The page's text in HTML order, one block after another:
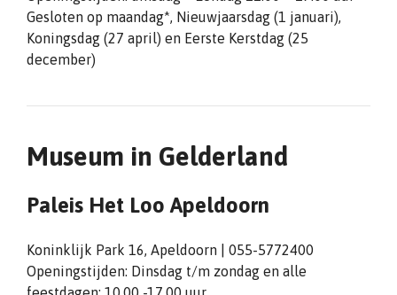
Gesloten op maandag*, Nieuwjaarsdag (1 januari),
Koningsdag (27 april) en Eerste Kerstdag (25
december)
Museum in Gelderland
Paleis Het Loo Apeldoorn
Koninklijk Park 16, Apeldoorn | 055-5772400
Openingstijden: Dinsdag t/m zondag en alle